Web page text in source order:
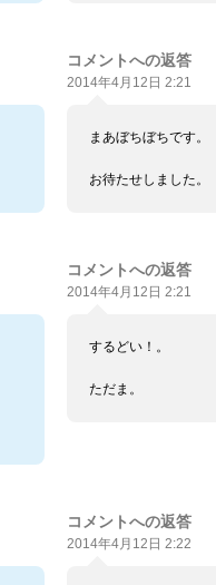
コメントへの返答
2014年4月12日 2:21
まあぼちぼちです。
お待たせしました。
コメントへの返答
2014年4月12日 2:21
するどい！。
ただま。
コメントへの返答
2014年4月12日 2:22